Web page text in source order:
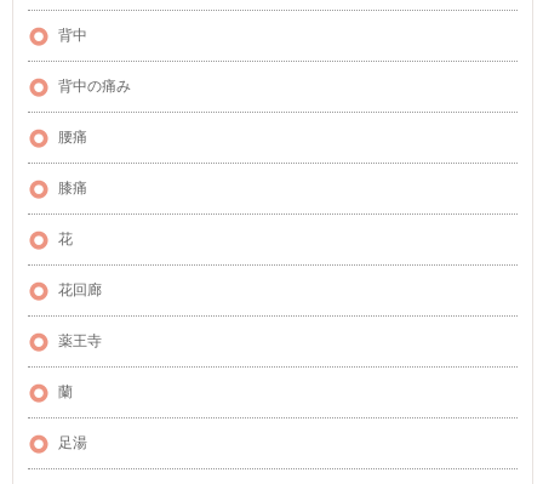
背中
背中の痛み
腰痛
膝痛
花
花回廊
薬王寺
蘭
足湯